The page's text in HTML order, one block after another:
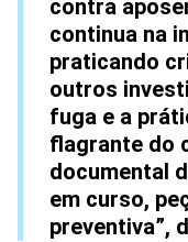
contra
continua na
praticando
outros
fuga e a
flagrante do
documental
em curso,
preventiva”,